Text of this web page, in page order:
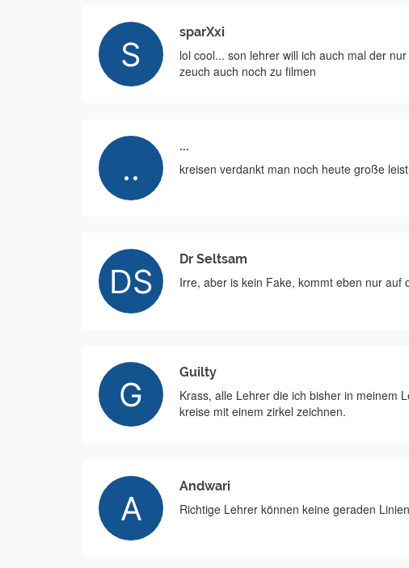
sparXxi
lol cool... son lehrer will ich auch mal der
zeuch auch noch zu filmen
...
kreisen verdankt man noch heute große
Dr Seltsam
Irre, aber is kein Fake, kommt eben nur auf
Guilty
Krass, alle Lehrer die ich bisher in meinem
kreise mit einem zirkel zeichnen.
Andwari
Richtige Lehrer können keine geraden